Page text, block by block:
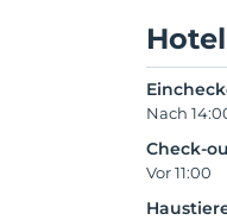
Nach
Check-
Vor 11:00